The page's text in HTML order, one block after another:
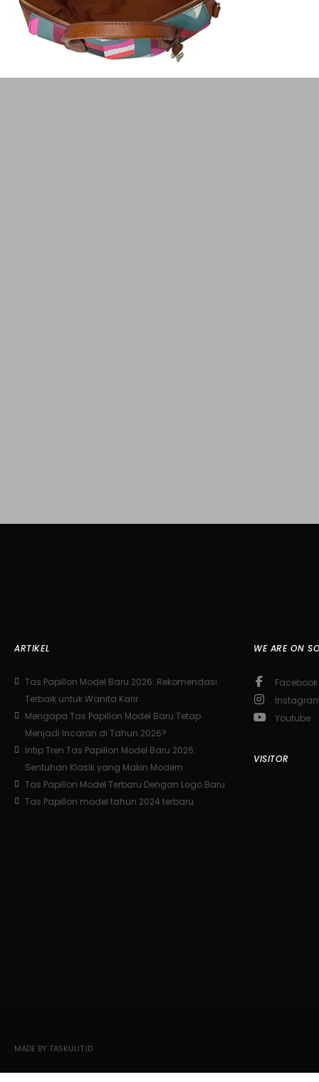
ARTIKEL
Tas Papillon Model Baru 2026: Rekomendasi
Terbaik untuk Wanita Karir
Mengapa Tas Papillon Model Baru Tetap
Menjadi Incaran di Tahun 2026?
Intip Tren Tas Papillon Model Baru 2026:
Sentuhan Klasik yang Makin Modern
Tas Papillon Model Terbaru Dengan Logo Baru
Tas Papillon model tahun 2024 terbaru
WE ARE ON
Facebook
Youtube
VISITOR
MADE BY TASKULIT.ID